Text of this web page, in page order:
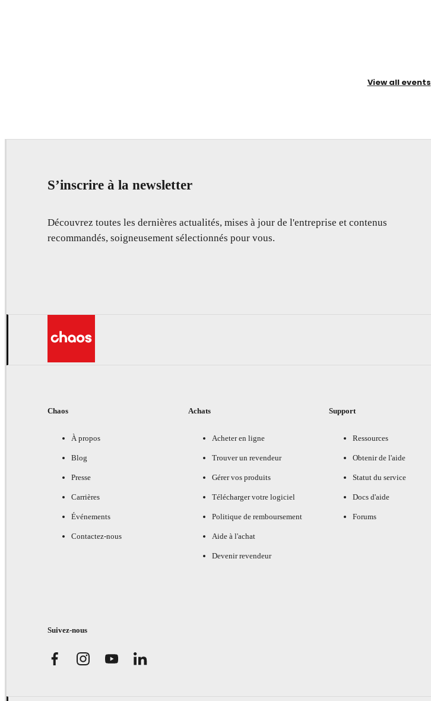
View all events
S’inscrire à la newsletter
Découvrez toutes les dernières actualités, mises à jour de l'entreprise et contenus
recommandés, soigneusement sélectionnés pour vous.
Chaos
À propos
Blog
Presse
Carrières
Événements
Contactez-nous
Achats
Acheter en ligne
Trouver un revendeur
Gérer vos produits
Télécharger votre logiciel
Politique de remboursement
Aide à l'achat
Devenir revendeur
Support
Ressources
Obtenir de l'aide
Statut du service
Docs d'aide
Forums
Suivez-nous